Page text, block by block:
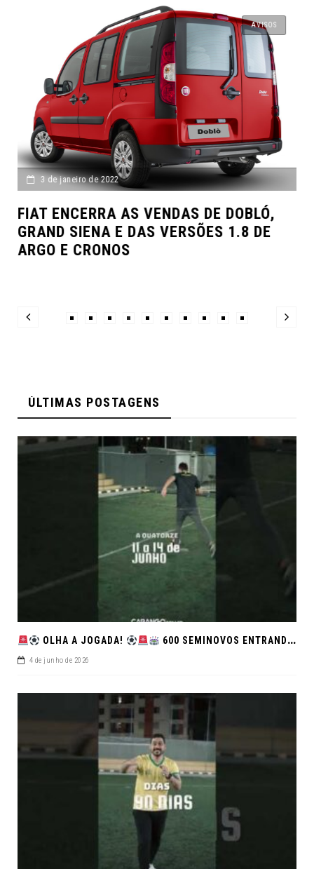
AVISOS
3 de janeiro de 2022
FIAT ENCERRA AS VENDAS DE DOBLÓ,
GRAND SIENA E DAS VERSÕES 1.8 DE
ARGO E CRONOS
ÚLTIMAS POSTAGENS
OLHA A JOGADA! 600 SEMINOVOS ENTRANDO EM CAMPO NO FEIRÃO DE VERDADE!
4 de junho de 2026